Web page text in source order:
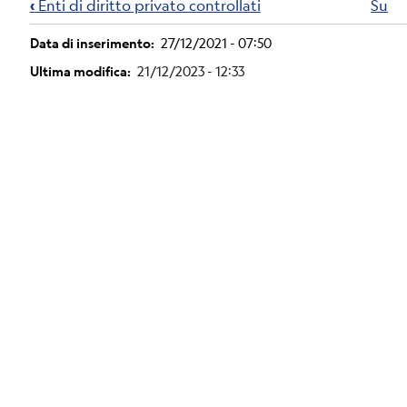
attraversamento
del
‹Enti di diritto privato controllati Su
Data di inserimento
27/12/2021 - 07:50
Ultima modifica
21/12/2023 - 12:33